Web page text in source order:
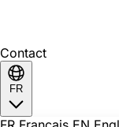
Contact
FR